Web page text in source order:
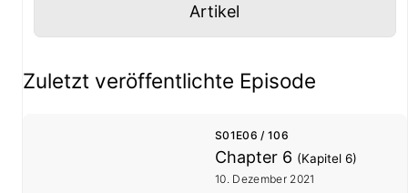
Panel mit
Artikel
Zuletzt veröffentlichte Episode
S01E06 / 106
Chapter 6 (Kapitel 6)
10. Dezember 2021